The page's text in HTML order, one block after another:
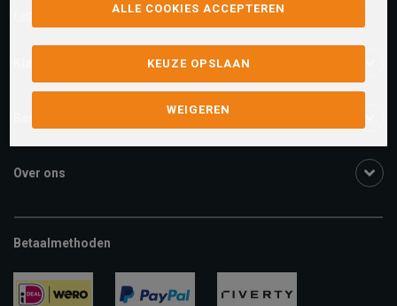
facebook.com/SchuurmanSchoenen
Over ons
Betaalmethoden
ALLE COOKIES ACCEPTEREN
KEUZE OPSLAAN
WEIGEREN